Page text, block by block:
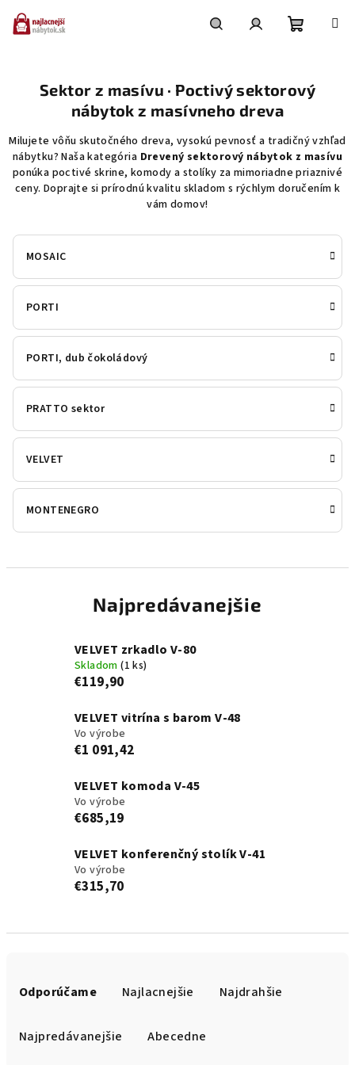
obsah
košík
Sektor z masívu · Poctivý sektorový
nábytok z masívneho dreva
Milujete vôňu skutočného dreva, vysokú pevnosť a tradičný vzhľad
nábytku? Naša kategória Drevený sektorový nábytok z masívu
ponúka poctivé skrine, komody a stolíky za mimoriadne priaznivé
ceny. Doprajte si prírodnú kvalitu skladom s rýchlym doručením k
vám domov!
MOSAIC
PORTI
PORTI, dub čokoládový
PRATTO sektor
VELVET
MONTENEGRO
Najpredávanejšie
VELVET zrkadlo V-80
Skladom(1 ks)
€119,90
VELVET vitrína s barom V-48
Vo výrobe
€1 091,42
VELVET komoda V-45
Vo výrobe
€685,19
VELVET konferenčný stolík V-41
Vo výrobe
€315,70
Odporúčame Najlacnejšie Najdrahšie
Najpredávanejšie Abecedne